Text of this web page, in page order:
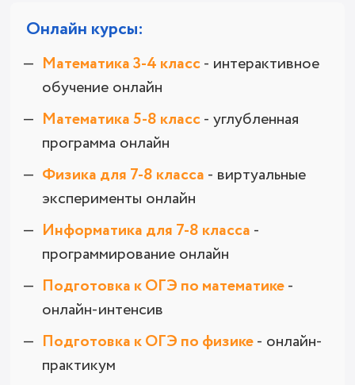
Онлайн курсы:
Математика 3-4 класс- интерактивное
обучение онлайн
Математика 5-8 класс- углубленная
программа онлайн
Физика для 7-8 класса - виртуальные
эксперименты онлайн
Информатика для 7-8 класса -
программирование онлайн
Подготовка к ОГЭ по математике-
онлайн-интенсив
Подготовка к ОГЭ по физике- онлайн-
практикум